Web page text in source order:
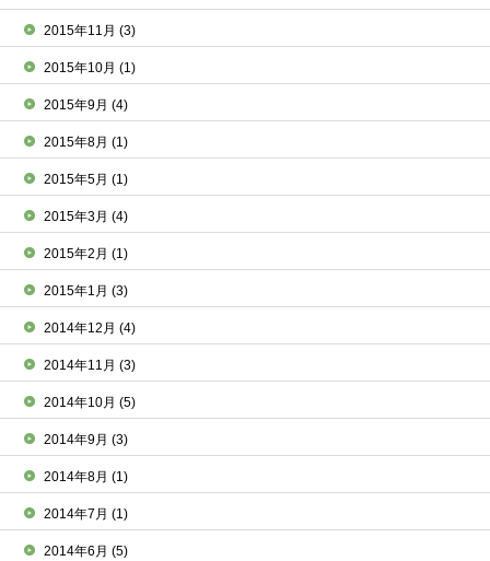
2015年11月(3)
2015年10月(1)
2015年9月(4)
2015年8月(1)
2015年5月(1)
2015年3月(4)
2015年2月(1)
2015年1月(3)
2014年12月(4)
2014年11月(3)
2014年10月(5)
2014年9月(3)
2014年8月(1)
2014年7月(1)
2014年6月(5)